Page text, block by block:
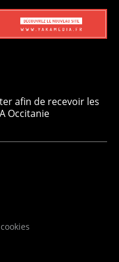
afin de recevoir les
Occitanie